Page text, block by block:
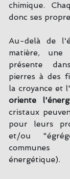
chimique.
donc ses
Au-delà de
matière, une
présente
pierres à des
la croyance et
oriente
cristaux
pour leurs
et/ou
énergétique).